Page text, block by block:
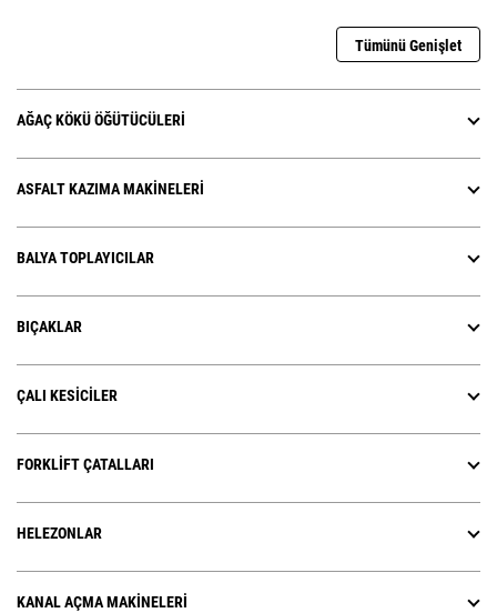
Tümünü Genişlet
AĞAÇ KÖKÜ ÖĞÜTÜCÜLERI
ASFALT KAZIMA MAKINELERI
BALYA TOPLAYICILAR
BIÇAKLAR
ÇALI KESICILER
FORKLIFT ÇATALLARI
HELEZONLAR
KANAL AÇMA MAKINELERI